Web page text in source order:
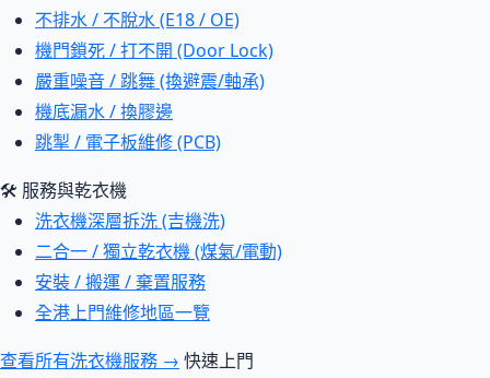
不排水 / 不脫水 (E18 / OE)
機門鎖死 / 打不開 (Door Lock)
嚴重噪音 / 跳舞 (換避震/軸承)
機底漏水 / 換膠邊
跳掣 / 電子板維修 (PCB)
🛠 服務與乾衣機
洗衣機深層拆洗 (吉機洗)
二合一 / 獨立乾衣機 (煤氣/電動)
安裝 / 搬運 / 棄置服務
全港上門維修地區一覽
查看所有洗衣機服務 → 快速上門